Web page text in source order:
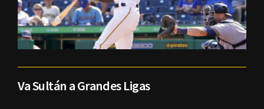
Va Sultán a Grandes Ligas